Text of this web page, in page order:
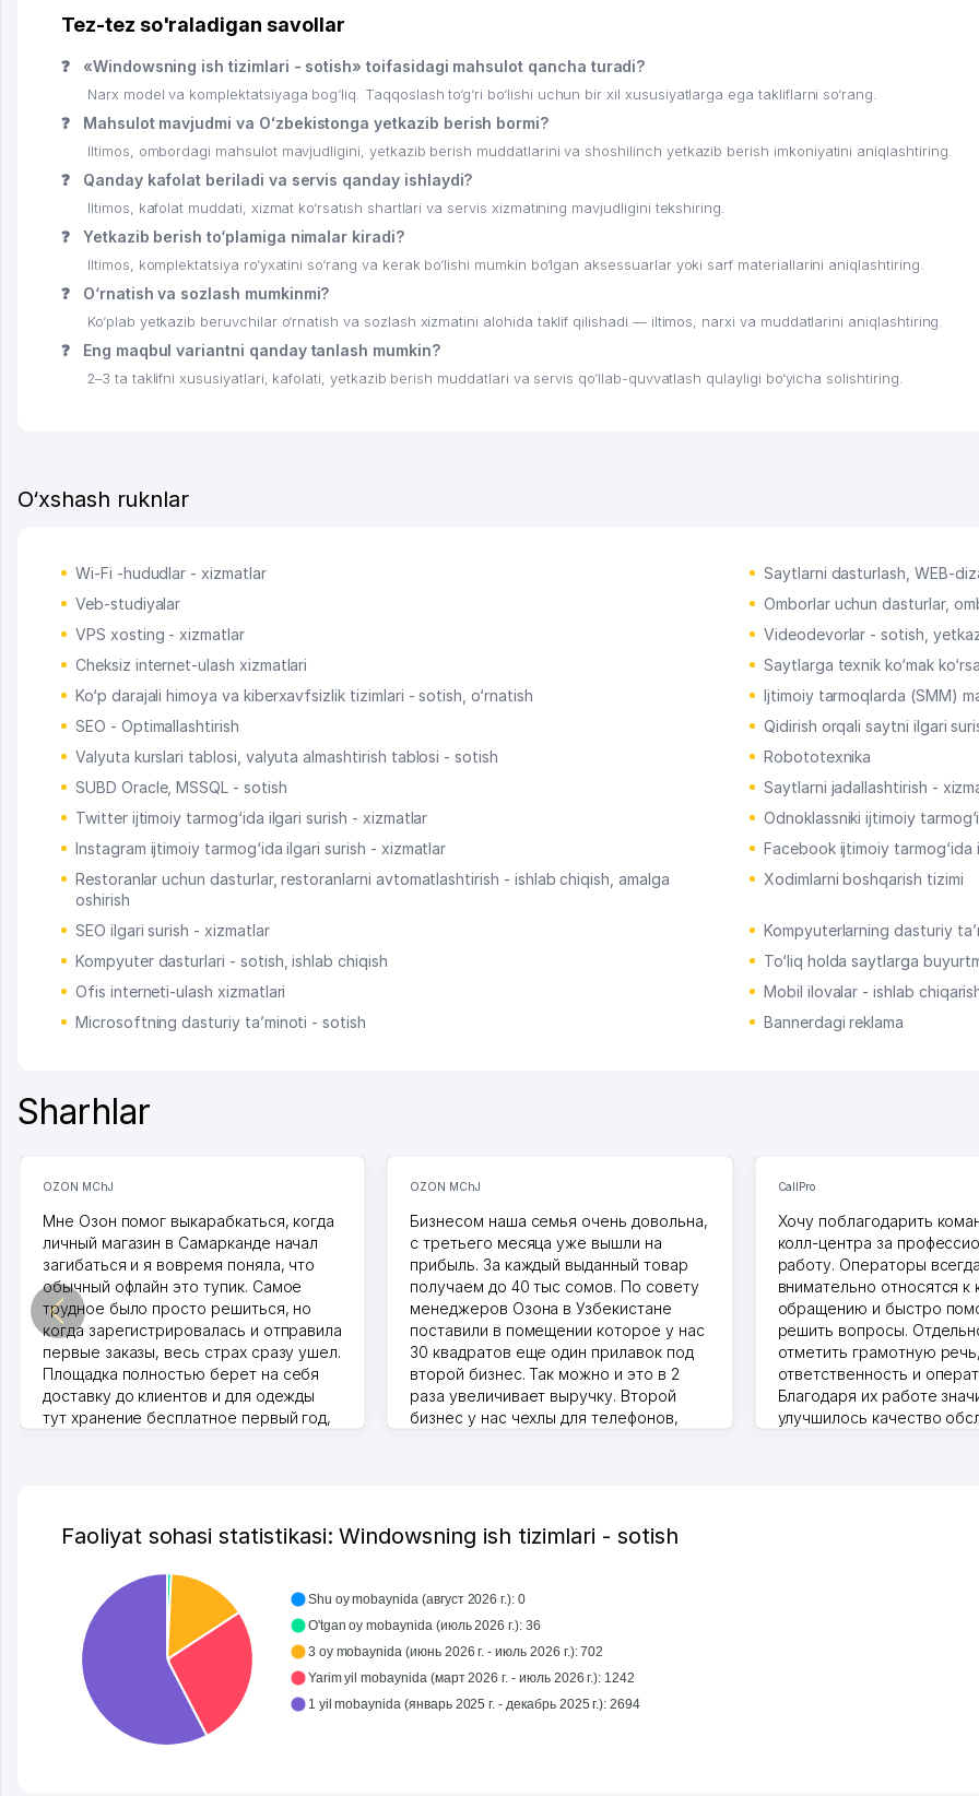
Tez-tez so'raladigan savollar
❓ «Windowsning ish tizimlari - sotish» toifasidagi mahsulot qancha turadi?
Narx model va komplektatsiyaga bog‘liq. Taqqoslash to‘g‘ri bo‘lishi uchun bir xil xususiyatlarga ega takliflarni so‘rang.
❓ Mahsulot mavjudmi va Oʻzbekistonga yetkazib berish bormi?
Iltimos, ombordagi mahsulot mavjudligini, yetkazib berish muddatlarini va shoshilinch yetkazib berish imkoniyatini aniqlashtiring.
❓ Qanday kafolat beriladi va servis qanday ishlaydi?
Iltimos, kafolat muddati, xizmat ko‘rsatish shartlari va servis xizmatining mavjudligini tekshiring.
❓ Yetkazib berish to‘plamiga nimalar kiradi?
Iltimos, komplektatsiya ro‘yxatini so‘rang va kerak bo‘lishi mumkin bo‘lgan aksessuarlar yoki sarf materiallarini aniqlashtiring.
❓ O‘rnatish va sozlash mumkinmi?
Ko‘plab yetkazib beruvchilar o‘rnatish va sozlash xizmatini alohida taklif qilishadi — iltimos, narxi va muddatlarini aniqlashtiring.
❓ Eng maqbul variantni qanday tanlash mumkin?
2–3 ta taklifni xususiyatlari, kafolati, yetkazib berish muddatlari va servis qo‘llab-quvvatlash qulayligi bo‘yicha solishtiring.
O‘xshash ruknlar
Wi-Fi -hududlar - xizmatlar
Saytlarni dasturlash, WEB-
Veb-studiyalar
Omborlar uchun dasturlar,
VPS xosting - xizmatlar
Videodevorlar - sotish,
Cheksiz internet-ulash xizmatlari
Saytlarga texnik ko‘mak
Ko‘p darajali himoya va kiberxavfsizlik tizimlari - sotish, o‘rnatish
Ijtimoiy tarmoqlarda (SMM)
SEO - Optimallashtirish
Qidirish orqali saytni ilgari
Valyuta kurslari tablosi, valyuta almashtirish tablosi - sotish
Robototexnika
SUBD Oracle, MSSQL - sotish
Saytlarni jadallashtirish -
Twitter ijtimoiy tarmog‘ida ilgari surish - xizmatlar
Odnoklassniki ijtimoiy
Instagram ijtimoiy tarmog‘ida ilgari surish - xizmatlar
Facebook ijtimoiy tarmog‘ida
Restoranlar uchun dasturlar, restoranlarni avtomatlashtirish - ishlab chiqish, amalga
oshirish
Xodimlarni boshqarish tizimi
SEO ilgari surish - xizmatlar
Kompyuterlarning dasturiy
Kompyuter dasturlari - sotish, ishlab chiqish
To‘liq holda saytlarga
Ofis interneti-ulash xizmatlari
Mobil ilovalar - ishlab
Microsoftning dasturiy ta’minoti - sotish
Bannerdagi reklama
Sharhlar
OZON MChJ
Мне Озон помог выкарабкаться, когда
личный магазин в Самарканде начал
загибаться и я вовремя поняла, что
обычный офлайн это тупик. Самое
трудное было просто решиться, но
когда зарегистрировалась и отправила
первые заказы, весь страх сразу ушел.
Площадка полностью берет на себя
доставку до клиентов и для одежды
тут хранение бесплатное первый год,
по Узбекистану брали, но вяло.
Удалось раскрутиться, дальше
развиваюсь потихоньку😊
Hamida 03.08.2026 12:45:39
OZON MChJ
Бизнесом наша семья очень довольна,
с третьего месяца уже вышли на
прибыль. За каждый выданный товар
получаем до 40 тыс сомов. По совету
менеджеров Озона в Узбекистане
поставили в помещении которое у нас
30 квадратов еще один прилавок под
второй бизнес. Так можно и это в 2
раза увеличивает выручку. Второй
бизнес у нас чехлы для телефонов,
CallPro
Хочу поблагодарить
колл-центра за
работу. Операторы
внимательно относятся к
обращению и быстро
решить вопросы.
отметить грамотную речь,
ответственность и
Благодаря их работе
улучшилось качество
Faoliyat sohasi statistikasi: Windowsning ish tizimlari - sotish
Shu oy mobaynida (август 2026 г.): 0
O'tgan oy mobaynida (июль 2026 г.): 36
3 oy mobaynida (июнь 2026 г. - июль 2026 г.): 702
Yarim yil mobaynida (март 2026 г. - июль 2026 г.): 1242
1 yil mobaynida (январь 2025 г. - декабрь 2025 г.): 2694